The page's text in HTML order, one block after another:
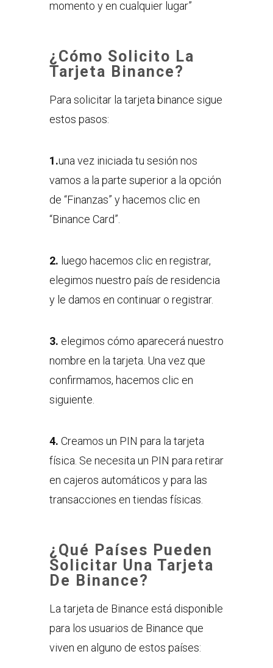
momento y en cualquier lugar”
¿Cómo Solicito La
Tarjeta Binance?
Para solicitar la tarjeta binance sigue
estos pasos:
1.una vez iniciada tu sesión nos
vamos a la parte superior a la opción
de “Finanzas” y hacemos clic en
“Binance Card”.
2. luego hacemos clic en registrar,
elegimos nuestro país de residencia
y le damos en continuar o registrar.
3. elegimos cómo aparecerá nuestro
nombre en la tarjeta. Una vez que
confirmamos, hacemos clic en
siguiente.
4. Creamos un PIN para la tarjeta
física. Se necesita un PIN para retirar
en cajeros automáticos y para las
transacciones en tiendas físicas.
¿Qué Países Pueden
Solicitar Una Tarjeta
De Binance?
La tarjeta de Binance está disponible
para los usuarios de Binance que
viven en alguno de estos países: